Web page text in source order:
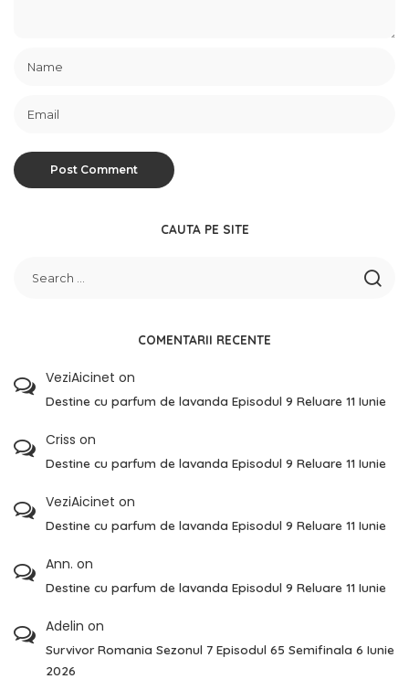
CAUTA PE SITE
COMENTARII RECENTE
VeziAicinet on
Destine cu parfum de lavanda Episodul 9 Reluare 11 Iunie
Criss on
Destine cu parfum de lavanda Episodul 9 Reluare 11 Iunie
VeziAicinet on
Destine cu parfum de lavanda Episodul 9 Reluare 11 Iunie
Ann. on
Destine cu parfum de lavanda Episodul 9 Reluare 11 Iunie
Adelin on
Survivor Romania Sezonul 7 Episodul 65 Semifinala 6 Iunie
2026